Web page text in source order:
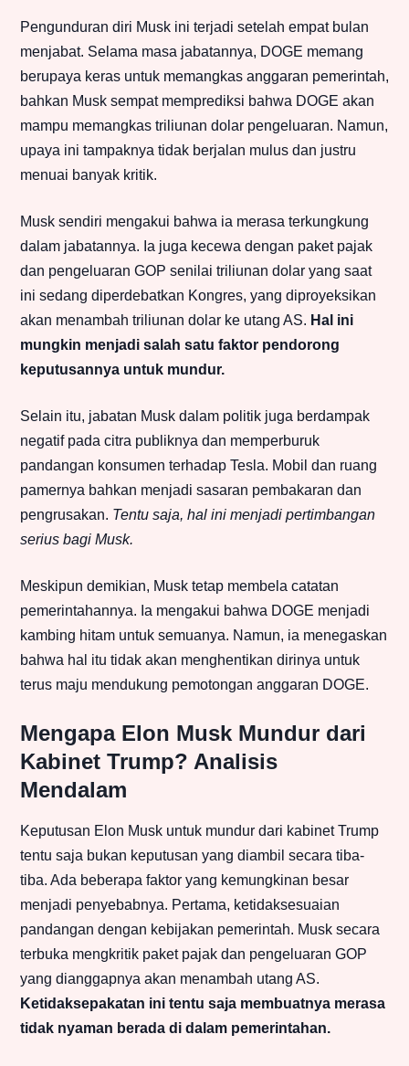
Pengunduran diri Musk ini terjadi setelah empat bulan
menjabat. Selama masa jabatannya, DOGE memang
berupaya keras untuk memangkas anggaran pemerintah,
bahkan Musk sempat memprediksi bahwa DOGE akan
mampu memangkas triliunan dolar pengeluaran. Namun,
upaya ini tampaknya tidak berjalan mulus dan justru
menuai banyak kritik.
Musk sendiri mengakui bahwa ia merasa terkungkung
dalam jabatannya. Ia juga kecewa dengan paket pajak
dan pengeluaran GOP senilai triliunan dolar yang saat
ini sedang diperdebatkan Kongres, yang diproyeksikan
akan menambah triliunan dolar ke utang AS. Hal ini
mungkin menjadi salah satu faktor pendorong
keputusannya untuk mundur.
Selain itu, jabatan Musk dalam politik juga berdampak
negatif pada citra publiknya dan memperburuk
pandangan konsumen terhadap Tesla. Mobil dan ruang
pamernya bahkan menjadi sasaran pembakaran dan
pengrusakan. Tentu saja, hal ini menjadi pertimbangan
serius bagi Musk.
Meskipun demikian, Musk tetap membela catatan
pemerintahannya. Ia mengakui bahwa DOGE menjadi
kambing hitam untuk semuanya. Namun, ia menegaskan
bahwa hal itu tidak akan menghentikan dirinya untuk
terus maju mendukung pemotongan anggaran DOGE.
Mengapa Elon Musk Mundur dari
Kabinet Trump? Analisis
Mendalam
Keputusan Elon Musk untuk mundur dari kabinet Trump
tentu saja bukan keputusan yang diambil secara tiba-
tiba. Ada beberapa faktor yang kemungkinan besar
menjadi penyebabnya. Pertama, ketidaksesuaian
pandangan dengan kebijakan pemerintah. Musk secara
terbuka mengkritik paket pajak dan pengeluaran GOP
yang dianggapnya akan menambah utang AS.
Ketidaksepakatan ini tentu saja membuatnya merasa
tidak nyaman berada di dalam pemerintahan.